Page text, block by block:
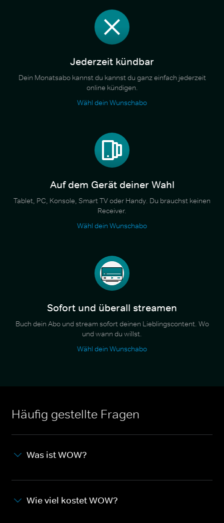
Jederzeit kündbar
Dein Monatsabo kannst du kannst du ganz einfach jederzeit
online kündigen.
Wähl dein Wunschabo
Auf dem Gerät deiner Wahl
Tablet, PC, Konsole, Smart TV oder Handy. Du brauchst keinen
Receiver.
Wähl dein Wunschabo
Sofort und überall streamen
Buch dein Abo und stream sofort deinen Lieblingscontent. Wo
und wann du willst.
Wähl dein Wunschabo
Häufig gestellte Fragen
Was ist WOW?
Wie viel kostet WOW?